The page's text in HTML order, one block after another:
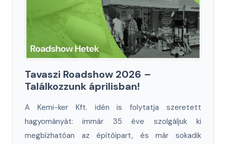
Tavaszi Roadshow 2026 –
Találkozzunk áprilisban!
A Kemi-ker Kft. idén is folytatja szeretett
hagyományát: immár 35 éve szolgáljuk ki
megbízhatóan az építőipart, és már sokadik